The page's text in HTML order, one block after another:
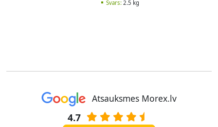
Svars:2.5 kg
Atsauksmes Morex.lv
4.7